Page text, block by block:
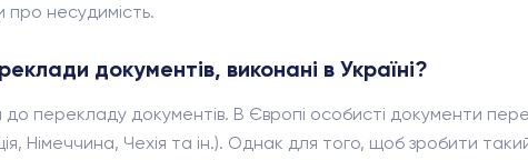
про несудимість.
документів, виконані в Україні?
до перекладу документів. В Європі особисті документи
Німеччина, Чехія та ін.). Однак для того, щоб зробити